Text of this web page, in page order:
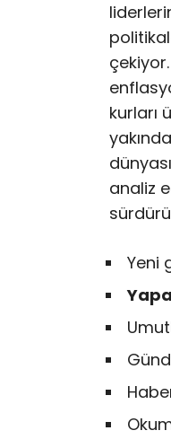
kurları
analiz
Yeni